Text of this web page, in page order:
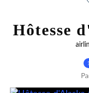
Hôtesse